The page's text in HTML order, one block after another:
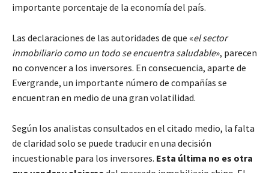
importante porcentaje de la economía del país.
Las declaraciones de las autoridades de que «el sector
inmobiliario como un todo se encuentra saludable», parecen
no convencer a los inversores. En consecuencia, aparte de
Evergrande, un importante número de compañías se
encuentran en medio de una gran volatilidad.
Según los analistas consultados en el citado medio, la falta
de claridad solo se puede traducir en una decisión
incuestionable para los inversores. Esta última no es otra